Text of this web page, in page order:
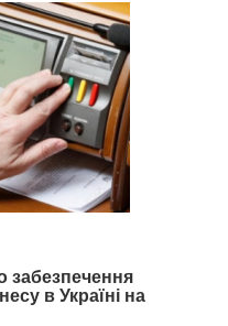
забезпечення
в Україні на